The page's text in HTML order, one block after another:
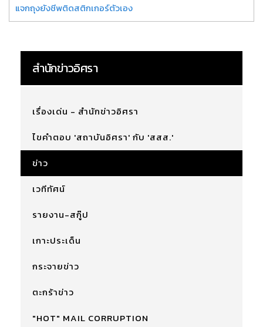
แจกถุงยังชีพติดสติกเกอร์ตัวเอง
สำนักข่าวอิศรา
เรื่องเด่น - สำนักข่าวอิศรา
ไขคำตอบ 'สถาบันอิศรา' กับ 'สสส.'
ข่าว
เวทีทัศน์
รายงาน-สกู๊ป
เกาะประเด็น
กระจายข่าว
ตะกร้าข่าว
"HOT" MAIL CORRUPTION